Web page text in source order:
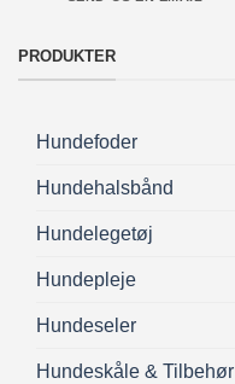
PRODUKTER
Hundefoder
Hundehalsbånd
Hundelegetøj
Hundepleje
Hundeseler
Hundeskåle & Tilbehør